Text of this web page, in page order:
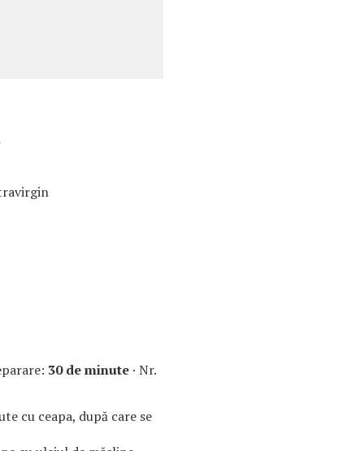
30 de minute · Nr.
cu ceapa, după care se